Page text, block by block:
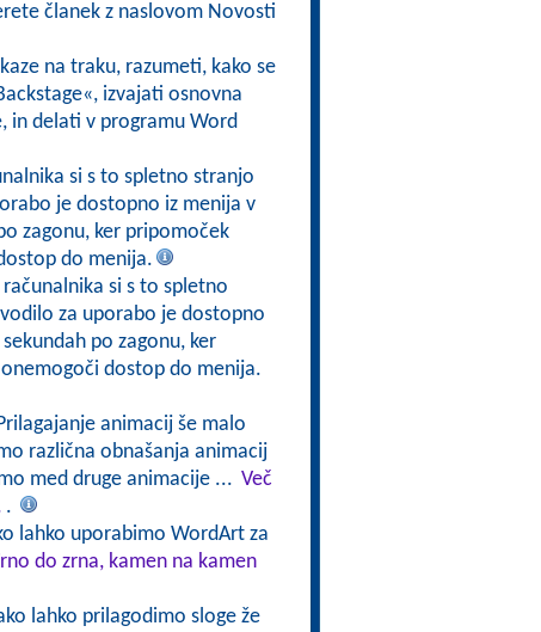
članek z naslovom Novosti
na traku, razumeti, kako se
izvajati osnovna
in delati v programu Word
si s to spletno stranjo
je dostopno iz menija v
zagonu, ker pripomoček
do menija.
si s to spletno
za uporabo je dostopno
po zagonu, ker
dostop do menija.
animacij še malo
različna obnašanja animacij
med druge animacije ... Več
.
lahko uporabimo WordArt za
do zrna, kamen na kamen
lahko prilagodimo sloge že